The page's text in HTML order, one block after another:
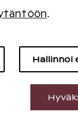
.
Hallinnoi